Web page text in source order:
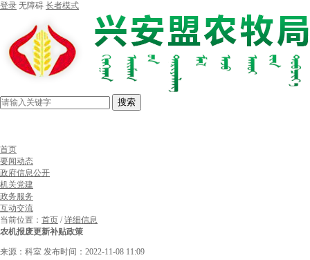
登录 无障碍 长者模式
搜索
首页
要闻动态
政府信息公开
机关党建
政务服务
互动交流
当前位置： 首页 /详细信息
农机报废更新补贴政策
来源：科室 发布时间：2022-11-08 11:09